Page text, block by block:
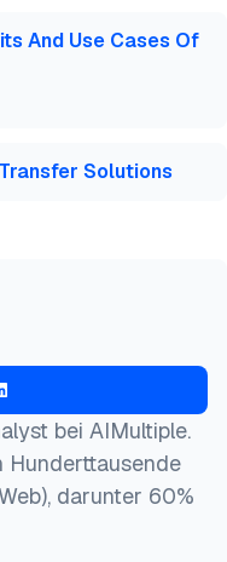
aimultiple.com/
And Use Cases Of
Solutions
bei AIMultiple.
Hunderttausende
darunter 60%